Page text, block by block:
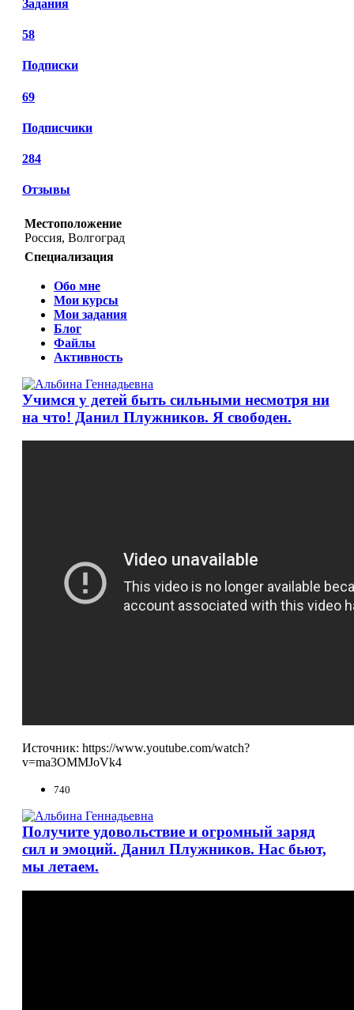
Задания
58
Подписки
69
Подписчики
284
Отзывы
Местоположение
Россия, Волгоград
Специализация
Обо мне
Мои курсы
Мои задания
Блог
Файлы
Активность
Учимся у детей быть сильными несмотря ни
на что! Данил Плужников. Я свободен.
Источник: https://www.youtube.com/watch?
v=ma3OMMJoVk4
740
Получите удовольствие и огромный заряд
сил и эмоций. Данил Плужников. Нас бьют,
мы летаем.